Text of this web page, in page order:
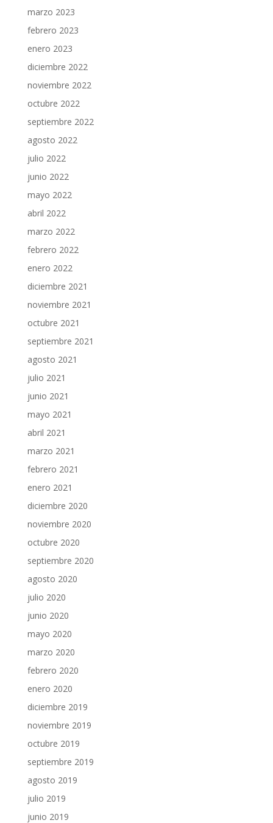
marzo 2023
febrero 2023
enero 2023
diciembre 2022
noviembre 2022
octubre 2022
septiembre 2022
agosto 2022
julio 2022
junio 2022
mayo 2022
abril 2022
marzo 2022
febrero 2022
enero 2022
diciembre 2021
noviembre 2021
octubre 2021
septiembre 2021
agosto 2021
julio 2021
junio 2021
mayo 2021
abril 2021
marzo 2021
febrero 2021
enero 2021
diciembre 2020
noviembre 2020
octubre 2020
septiembre 2020
agosto 2020
julio 2020
junio 2020
mayo 2020
marzo 2020
febrero 2020
enero 2020
diciembre 2019
noviembre 2019
octubre 2019
septiembre 2019
agosto 2019
julio 2019
junio 2019